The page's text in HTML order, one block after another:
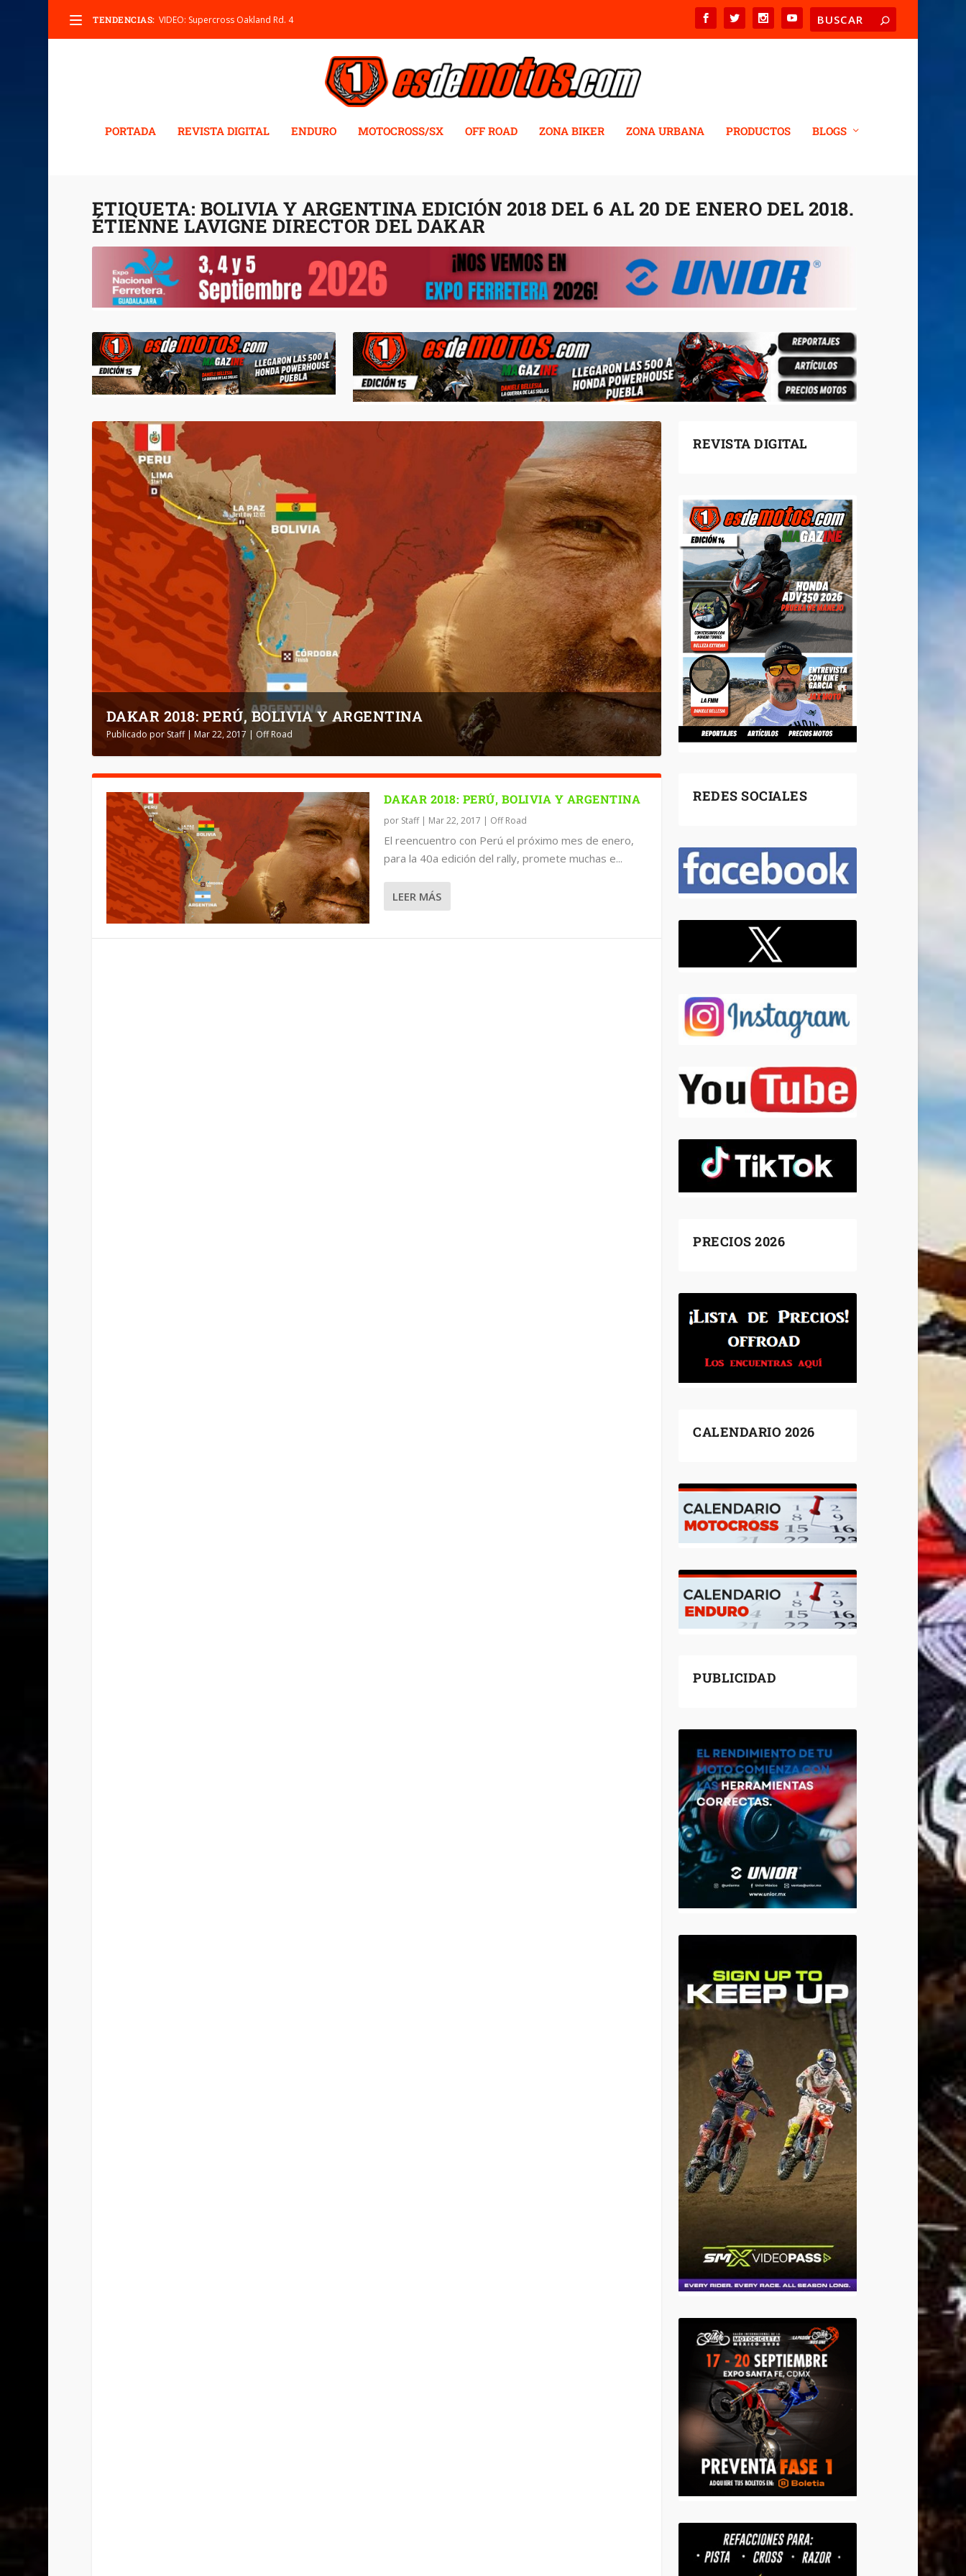
TENDENCIAS: VIDEO: Supercross Oakland Rd. 4
PORTADA REVISTA DIGITAL ENDURO MOTOCROSS/SX OFF ROAD ZONA BIKER ZONA URBANA PRODUCTOS BLOGS
ETIQUETA: BOLIVIA Y ARGENTINA EDICIÓN 2018 DEL 6 AL 20 DE ENERO DEL 2018.
ÉTIENNE LAVIGNE DIRECTOR DEL DAKAR
DAKAR 2018: PERÚ, BOLIVIA Y ARGENTINA
Publicado por Staff| Mar 22, 2017 | Off Road
DAKAR 2018: PERÚ, BOLIVIA Y ARGENTINA
por Staff| Mar 22, 2017 | Off Road
El reencuentro con Perú el próximo mes de enero,
para la 40a edición del rally, promete muchas e...
LEER MÁS
REVISTA DIGITAL
REDES SOCIALES
PRECIOS 2026
CALENDARIO 2026
PUBLICIDAD